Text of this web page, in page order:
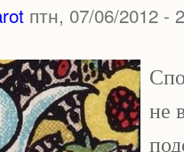
птн, 07/06/2012 -
не